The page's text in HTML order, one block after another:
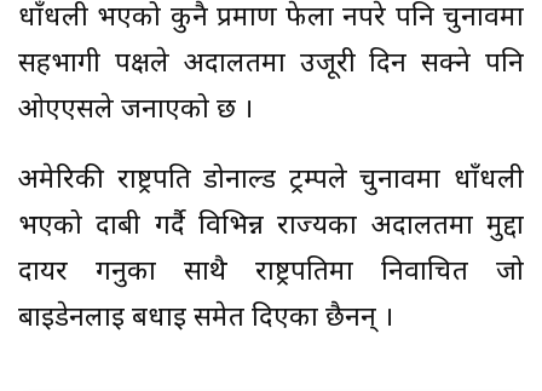
धाँधली भएको कुनै प्रमाण फेला नपरे पनि चुनावमा
सहभागी पक्षले अदालतमा उजूरी दिन सक्ने पनि
ओएएसले जनाएको छ ।
अमेरिकी राष्ट्रपति डोनाल्ड ट्रम्पले चुनावमा धाँधली
भएको दाबी गर्दै विभिन्न राज्यका अदालतमा मुद्दा
दायर गर्नुका साथै राष्ट्रपतिमा निर्वाचित जो
बाइडेनलाई बधाई समेत दिएका छैनन् ।